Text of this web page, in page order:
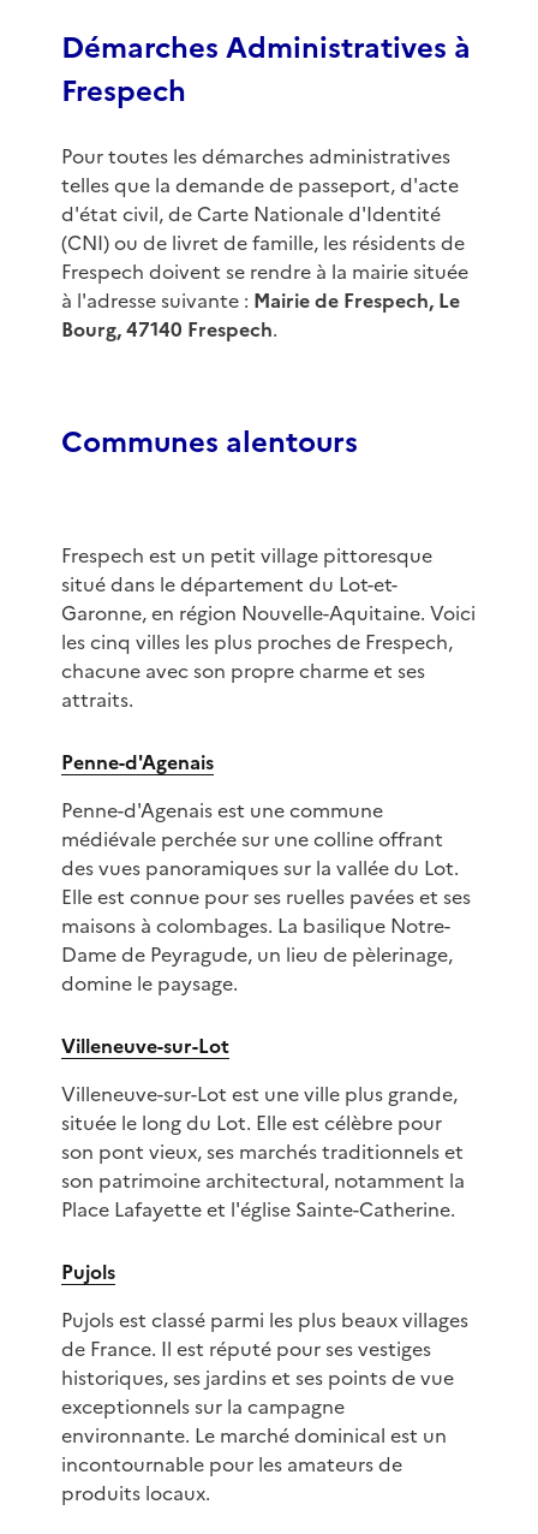
Démarches Administratives à
Frespech
Pour toutes les démarches administratives
telles que la demande de passeport, d'acte
d'état civil, de Carte Nationale d'Identité
(CNI) ou de livret de famille, les résidents de
Frespech doivent se rendre à la mairie située
à l'adresse suivante : Mairie de Frespech, Le
Bourg, 47140 Frespech.
Communes alentours
Frespech est un petit village pittoresque
situé dans le département du Lot-et-
Garonne, en région Nouvelle-Aquitaine. Voici
les cinq villes les plus proches de Frespech,
chacune avec son propre charme et ses
attraits.
Penne-d'Agenais
Penne-d'Agenais est une commune
médiévale perchée sur une colline offrant
des vues panoramiques sur la vallée du Lot.
Elle est connue pour ses ruelles pavées et ses
maisons à colombages. La basilique Notre-
Dame de Peyragude, un lieu de pèlerinage,
domine le paysage.
Villeneuve-sur-Lot
Villeneuve-sur-Lot est une ville plus grande,
située le long du Lot. Elle est célèbre pour
son pont vieux, ses marchés traditionnels et
son patrimoine architectural, notamment la
Place Lafayette et l'église Sainte-Catherine.
Pujols
Pujols est classé parmi les plus beaux villages
de France. Il est réputé pour ses vestiges
historiques, ses jardins et ses points de vue
exceptionnels sur la campagne
environnante. Le marché dominical est un
incontournable pour les amateurs de
produits locaux.